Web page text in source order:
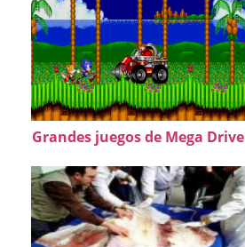
Grandes juegos de Mega Drive